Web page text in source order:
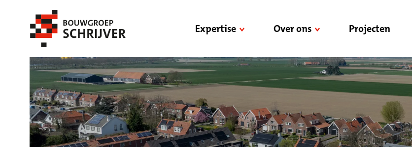
Expertise Over ons Projecten